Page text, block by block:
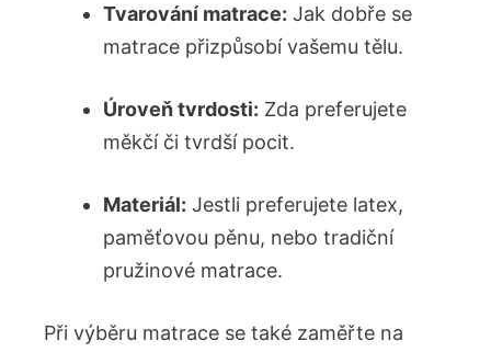
Tvarování matrace: Jak dobře se
matrace přizpůsobí vašemu tělu.
Úroveň tvrdosti: Zda preferujete
měkčí či tvrdší pocit.
Materiál: Jestli preferujete latex,
paměťovou pěnu, nebo tradiční
pružinové matrace.
Při výběru matrace se také zaměřte na